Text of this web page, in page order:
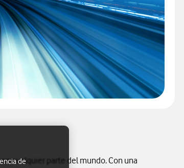
cualquier parte del mundo. Con una
de